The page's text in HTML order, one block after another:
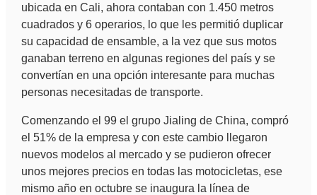
ubicada en Cali, ahora contaban con 1.450 metros
cuadrados y 6 operarios, lo que les permitió duplicar
su capacidad de ensamble, a la vez que sus motos
ganaban terreno en algunas regiones del país y se
convertían en una opción interesante para muchas
personas necesitadas de transporte.
Comenzando el 99 el grupo Jialing de China, compró
el 51% de la empresa y con este cambio llegaron
nuevos modelos al mercado y se pudieron ofrecer
unos mejores precios en todas las motocicletas, ese
mismo año en octubre se inaugura la línea de